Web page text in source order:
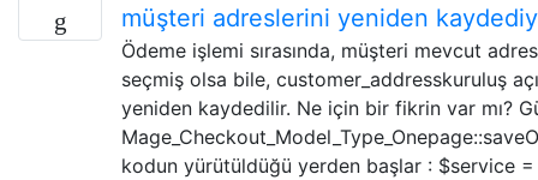
müşteri adreslerini yeniden
Ödeme işlemi sırasında, müşteri mevcut
seçmiş olsa bile, customer_addresskuruluş
yeniden kaydedilir. Ne için bir fikrin var mı?
kodun yürütüldüğü yerden başlar : $service =